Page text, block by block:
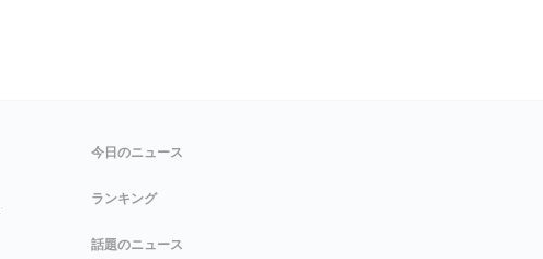
今日のニュース
ランキング
話題のニュース